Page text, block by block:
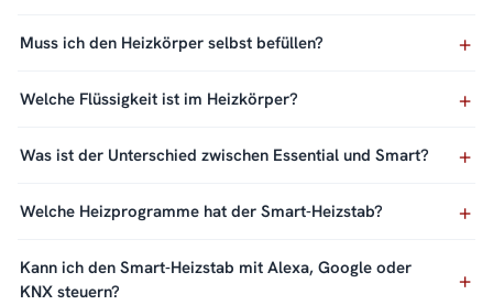
Muss ich den Heizkörper selbst befüllen?
Welche Flüssigkeit ist im Heizkörper?
Was ist der Unterschied zwischen Essential und Smart?
Welche Heizprogramme hat der Smart-Heizstab?
Kann ich den Smart-Heizstab mit Alexa, Google oder
KNX steuern?